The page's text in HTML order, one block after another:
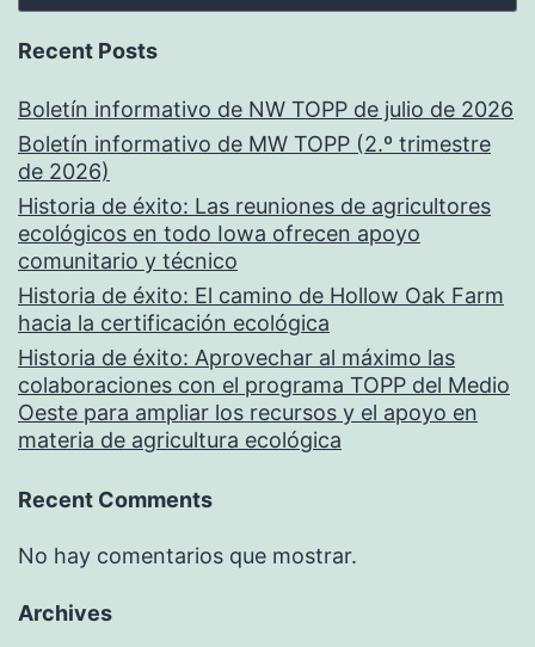
Recent Posts
Boletín informativo de NW TOPP de julio de 2026
Boletín informativo de MW TOPP (2.º trimestre
de 2026)
Historia de éxito: Las reuniones de agricultores
ecológicos en todo Iowa ofrecen apoyo
comunitario y técnico
Historia de éxito: El camino de Hollow Oak Farm
hacia la certificación ecológica
Historia de éxito: Aprovechar al máximo las
colaboraciones con el programa TOPP del Medio
Oeste para ampliar los recursos y el apoyo en
materia de agricultura ecológica
Recent Comments
No hay comentarios que mostrar.
Archives